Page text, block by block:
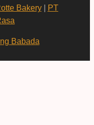
Bakery|
PT
Babada